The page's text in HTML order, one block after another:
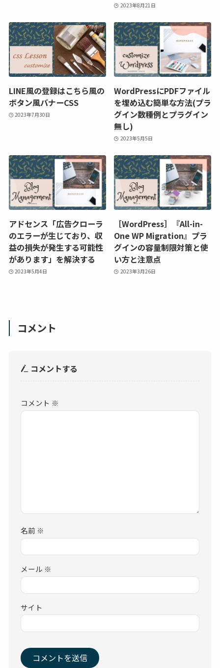
2023年8月21日
LINE風の登録はこちら風の
ボタン風バナーCSS
2023年7月30日
WordPressにPDFファイル
を埋め込む簡単な方法(プラ
グイン数種例とプラグイン
無し)
2023年5月5日
アドセンス「広告クローラ
のエラーが生じており、収
益の損失が発生する可能性
があります」を解決する
2023年5月4日
［WordPress］『All-in-
One WP Migration』プラ
グインの容量制限対策と使
い方と注意点
2023年3月26日
コメント
コメントする
コメント ※
名前 ※
メール ※
サイト